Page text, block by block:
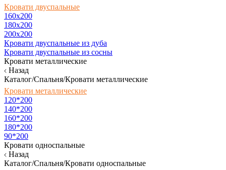
Кровати двуспальные
160х200
180x200
200x200
Кровати двуспальные из дуба
Кровати двуспальные из сосны
Кровати металлические
Назад
Каталог/Спальня/Кровати металлические
Кровати металлические
120*200
140*200
160*200
180*200
90*200
Кровати односпальные
Назад
Каталог/Спальня/Кровати односпальные